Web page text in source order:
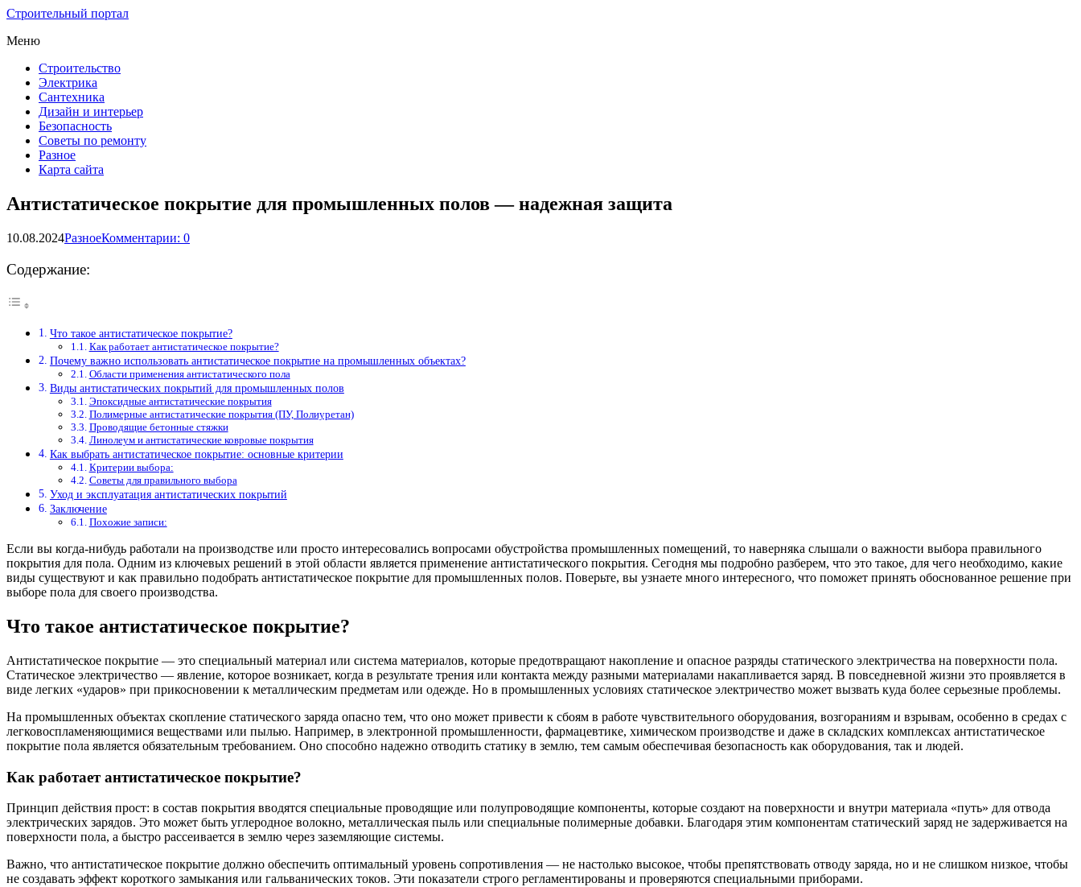
Строительный портал
Меню
Строительство
Электрика
Сантехника
Дизайн и интерьер
Безопасность
Советы по ремонту
Разное
Карта сайта
Антистатическое покрытие для промышленных полов — надежная защита
10.08.2024РазноеКомментарии: 0
Содержание:
Что такое антистатическое покрытие?
Как работает антистатическое покрытие?
Почему важно использовать антистатическое покрытие на промышленных объектах?
Области применения антистатического пола
Виды антистатических покрытий для промышленных полов
Эпоксидные антистатические покрытия
Полимерные антистатические покрытия (ПУ, Полиуретан)
Проводящие бетонные стяжки
Линолеум и антистатические ковровые покрытия
Как выбрать антистатическое покрытие: основные критерии
Критерии выбора:
Советы для правильного выбора
Уход и эксплуатация антистатических покрытий
Заключение
Похожие записи:
Если вы когда-нибудь работали на производстве или просто интересовались вопросами обустройства промышленных помещений, то наверняка слышали о важности выбора правильного
покрытия для пола. Одним из ключевых решений в этой области является применение антистатического покрытия. Сегодня мы подробно разберем, что это такое, для чего необходимо, какие
виды существуют и как правильно подобрать антистатическое покрытие для промышленных полов. Поверьте, вы узнаете много интересного, что поможет принять обоснованное решение при
выборе пола для своего производства.
Что такое антистатическое покрытие?
Антистатическое покрытие — это специальный материал или система материалов, которые предотвращают накопление и опасное разряды статического электричества на поверхности пола.
Статическое электричество — явление, которое возникает, когда в результате трения или контакта между разными материалами накапливается заряд. В повседневной жизни это проявляется в
виде легких «ударов» при прикосновении к металлическим предметам или одежде. Но в промышленных условиях статическое электричество может вызвать куда более серьезные проблемы.
На промышленных объектах скопление статического заряда опасно тем, что оно может привести к сбоям в работе чувствительного оборудования, возгораниям и взрывам, особенно в средах с
легковоспламеняющимися веществами или пылью. Например, в электронной промышленности, фармацевтике, химическом производстве и даже в складских комплексах антистатическое
покрытие пола является обязательным требованием. Оно способно надежно отводить статику в землю, тем самым обеспечивая безопасность как оборудования, так и людей.
Как работает антистатическое покрытие?
Принцип действия прост: в состав покрытия вводятся специальные проводящие или полупроводящие компоненты, которые создают на поверхности и внутри материала «путь» для отвода
электрических зарядов. Это может быть углеродное волокно, металлическая пыль или специальные полимерные добавки. Благодаря этим компонентам статический заряд не задерживается на
поверхности пола, а быстро рассеивается в землю через заземляющие системы.
Важно, что антистатическое покрытие должно обеспечить оптимальный уровень сопротивления — не настолько высокое, чтобы препятствовать отводу заряда, но и не слишком низкое, чтобы
не создавать эффект короткого замыкания или гальванических токов. Эти показатели строго регламентированы и проверяются специальными приборами.